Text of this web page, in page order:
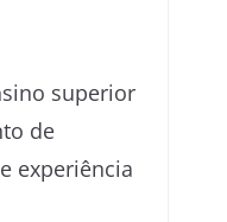
superior
de
experiência